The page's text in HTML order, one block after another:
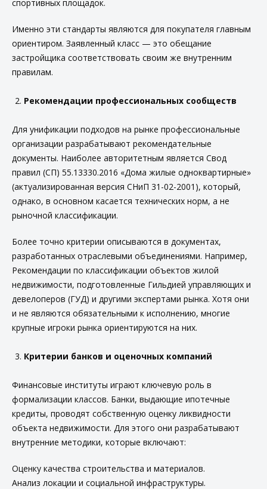
спортивных площадок.
Именно эти стандарты являются для покупателя главным
ориентиром. Заявленный класс — это обещание
застройщика соответствовать своим же внутренним
правилам.
Рекомендации профессиональных сообществ
Для унификации подходов на рынке профессиональные
организации разрабатывают рекомендательные
документы. Наиболее авторитетным является Свод
правил (СП) 55.13330.2016 «Дома жилые одноквартирные»
(актуализированная версия СНиП 31-02-2001), который,
однако, в основном касается технических норм, а не
рыночной классификации.
Более точно критерии описываются в документах,
разработанных отраслевыми объединениями. Например,
Рекомендации по классификации объектов жилой
недвижимости, подготовленные Гильдией управляющих и
девелоперов (ГУД) и другими экспертами рынка. Хотя они
и не являются обязательными к исполнению, многие
крупные игроки рынка ориентируются на них.
Критерии банков и оценочных компаний
Финансовые институты играют ключевую роль в
формализации классов. Банки, выдающие ипотечные
кредиты, проводят собственную оценку ликвидности
объекта недвижимости. Для этого они разрабатывают
внутренние методики, которые включают:
Оценку качества строительства и материалов.
Анализ локации и социальной инфраструктуры.